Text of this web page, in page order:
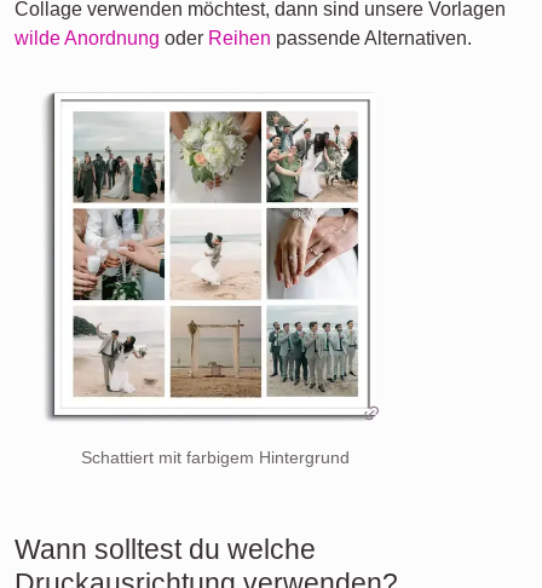
Collage verwenden möchtest, dann sind unsere Vorlagen
wilde Anordnung oder Reihen passende Alternativen.
Schattiert mit farbigem Hintergrund
Wann solltest du welche